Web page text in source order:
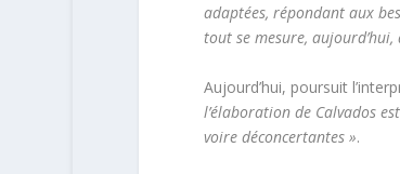
adaptées, répondant aux
tout se mesure, aujourd’hui,
Aujourd’hui, poursuit
l’élaboration de Calvados
voire déconcertantes ».